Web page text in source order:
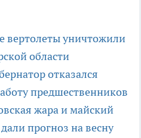
вертолеты уничтожили
области
отказался
предшественников
жара и майский
прогноз на весну